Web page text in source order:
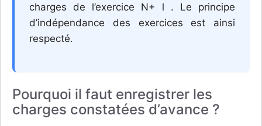
charges de l’exercice N+ l . Le principe
d’indépendance des exercices est ainsi
respecté.
Pourquoi il faut enregistrer les
charges constatées d’avance ?